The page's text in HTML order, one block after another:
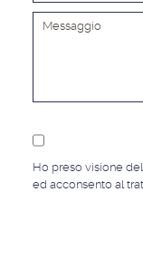
Ho preso visione
ed acconsento al